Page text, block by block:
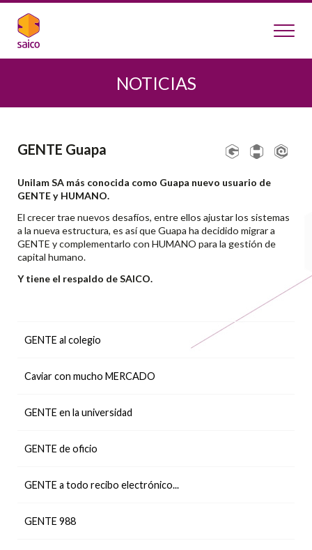
NOTICIAS
GENTE Guapa
Unilam SA más conocida como Guapa nuevo usuario de
GENTE y HUMANO.
El crecer trae nuevos desafíos, entre ellos ajustar los sistemas
a la nueva estructura, es así que Guapa ha decidido migrar a
GENTE y complementarlo con HUMANO para la gestión de
capital humano.
Y tiene el respaldo de SAICO.
GENTE al colegio
Caviar con mucho MERCADO
GENTE en la universidad
GENTE de oficio
GENTE a todo recibo electrónico...
GENTE 988